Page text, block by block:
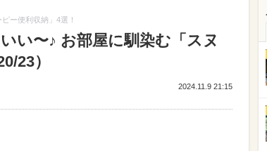
ー便利収納」4選！
い〜♪ お部屋に馴染む「スヌ
23）
2024.11.9 21:15